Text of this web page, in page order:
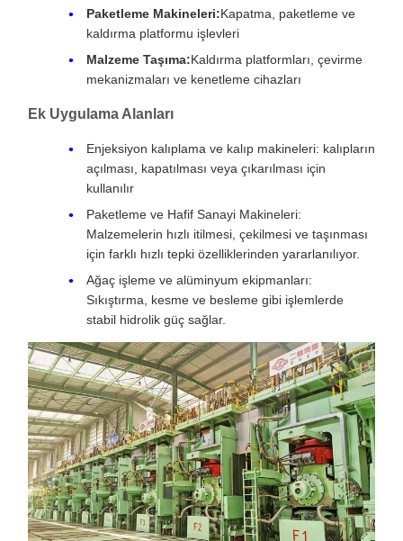
Paketleme Makineleri:Kapatma, paketleme ve
kaldırma platformu işlevleri
Malzeme Taşıma:Kaldırma platformları, çevirme
mekanizmaları ve kenetleme cihazları
Ek Uygulama Alanları
Enjeksiyon kalıplama ve kalıp makineleri: kalıpların
açılması, kapatılması veya çıkarılması için
kullanılır
Paketleme ve Hafif Sanayi Makineleri:
Malzemelerin hızlı itilmesi, çekilmesi ve taşınması
için farklı hızlı tepki özelliklerinden yararlanılıyor.
Ağaç işleme ve alüminyum ekipmanları:
Sıkıştırma, kesme ve besleme gibi işlemlerde
stabil hidrolik güç sağlar.